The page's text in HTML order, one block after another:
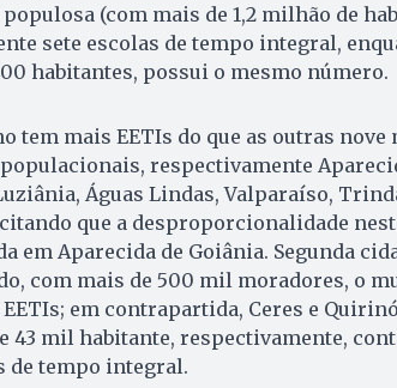
(com mais de 1,2 milhão de
sete escolas de tempo integral,
habitantes, possui o mesmo número.
tem mais EETIs do que as outras
respectivamente
Águas Lindas, Valparaíso,
citando que a desproporcionalidade
em Aparecida de Goiânia. Segunda
com mais de 500 mil moradores, o
em contrapartida, Ceres e
43 mil habitante, respectivamente,
de tempo integral.